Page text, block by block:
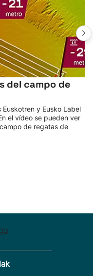
del campo de
y Eusko Label
el vídeo se pueden ver
de regatas de